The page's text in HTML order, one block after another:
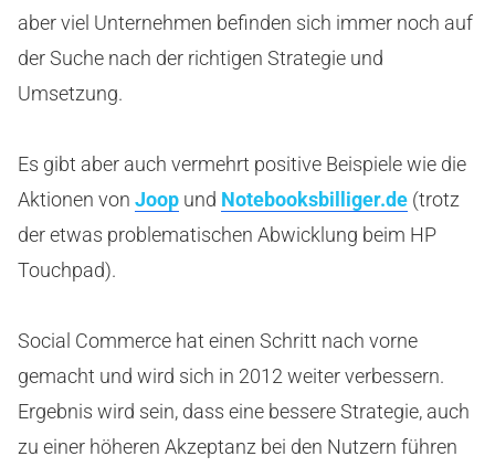
aber viel Unternehmen befinden sich immer noch auf
der Suche nach der richtigen Strategie und
Umsetzung.
Es gibt aber auch vermehrt positive Beispiele wie die
Aktionen von Joop und Notebooksbilliger.de (trotz
der etwas problematischen Abwicklung beim HP
Touchpad).
Social Commerce hat einen Schritt nach vorne
gemacht und wird sich in 2012 weiter verbessern.
Ergebnis wird sein, dass eine bessere Strategie, auch
zu einer höheren Akzeptanz bei den Nutzern führen